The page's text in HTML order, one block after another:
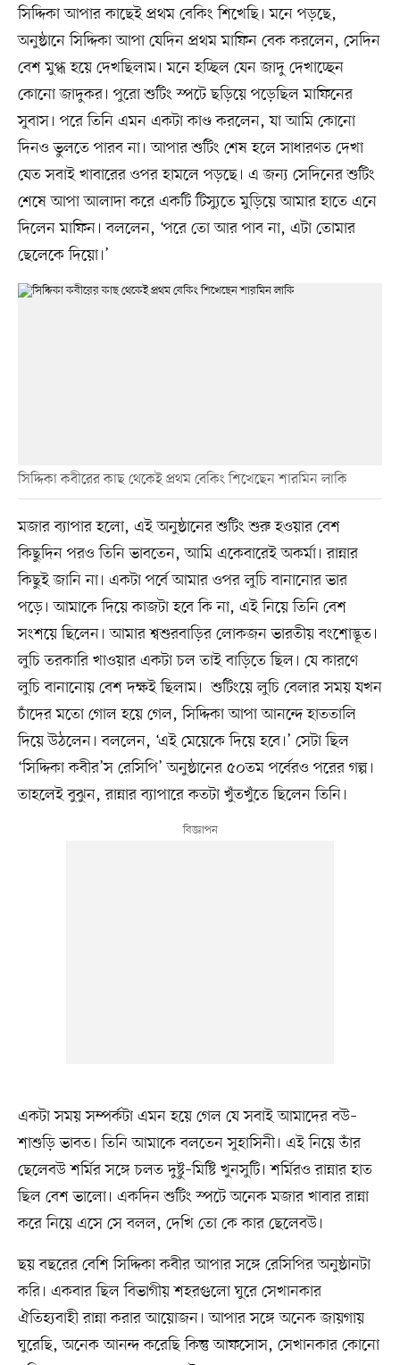
সিদ্দিকা আপার কাছেই প্রথম বেকিং শিখেছি। মনে পড়ছে,
অনুষ্ঠানে সিদ্দিকা আপা যেদিন প্রথম মাফিন বেক করলেন, সেদিন
বেশ মুগ্ধ হয়ে দেখছিলাম। মনে হচ্ছিল যেন জাদু দেখাচ্ছেন
কোনো জাদুকর। পুরো শুটিং স্পটে ছড়িয়ে পড়েছিল মাফিনের
সুবাস। পরে তিনি এমন একটা কাণ্ড করলেন, যা আমি কোনো
দিনও ভুলতে পারব না। আপার শুটিং শেষ হলে সাধারণত দেখা
যেত সবাই খাবারের ওপর হামলে পড়ছে। এ জন্য সেদিনের শুটিং
শেষে আপা আলাদা করে একটি টিস্যুতে মুড়িয়ে আমার হাতে এনে
দিলেন মাফিন। বললেন, ‘পরে তো আর পাব না, এটা তোমার
ছেলেকে দিয়ো।’
সিদ্দিকা কবীরের কাছ থেকেই প্রথম বেকিং শিখেছেন শারমিন লাকি
মজার ব্যাপার হলো, এই অনুষ্ঠানের শুটিং শুরু হওয়ার বেশ
কিছুদিন পরও তিনি ভাবতেন, আমি একেবারেই অকর্মা। রান্নার
কিছুই জানি না। একটা পর্বে আমার ওপর লুচি বানানোর ভার
পড়ে। আমাকে দিয়ে কাজটা হবে কি না, এই নিয়ে তিনি বেশ
সংশয়ে ছিলেন। আমার শ্বশুরবাড়ির লোকজন ভারতীয় বংশোদ্ভূত।
লুচি তরকারি খাওয়ার একটা চল তাই বাড়িতে ছিল। যে কারণে
লুচি বানানোয় বেশ দক্ষই ছিলাম। শুটিংয়ে লুচি বেলার সময় যখন
চাঁদের মতো গোল হয়ে গেল, সিদ্দিকা আপা আনন্দে হাততালি
দিয়ে উঠলেন। বললেন, ‘এই মেয়েকে দিয়ে হবে।’ সেটা ছিল
‘সিদ্দিকা কবীর’স রেসিপি’ অনুষ্ঠানের ৫০তম পর্বেরও পরের গল্প।
তাহলেই বুঝুন, রান্নার ব্যাপারে কতটা খুঁতখুঁতে ছিলেন তিনি।
একটা সময় সম্পর্কটা এমন হয়ে গেল যে সবাই আমাদের বউ–
শাশুড়ি ভাবত। তিনি আমাকে বলতেন সুহাসিনী। এই নিয়ে তাঁর
ছেলেবউ শর্মির সঙ্গে চলত দুষ্টু–মিষ্টি খুনসুটি। শর্মিরও রান্নার হাত
ছিল বেশ ভালো। একদিন শুটিং স্পটে অনেক মজার খাবার রান্না
করে নিয়ে এসে সে বলল, দেখি তো কে কার ছেলেবউ।
ছয় বছরের বেশি সিদ্দিকা কবীর আপার সঙ্গে রেসিপির অনুষ্ঠানটা
করি। একবার ছিল বিভাগীয় শহরগুলো ঘুরে সেখানকার
ঐতিহ্যবাহী রান্না করার আয়োজন। আপার সঙ্গে অনেক জায়গায়
ঘুরেছি, অনেক আনন্দ করেছি কিন্তু আফসোস, সেখানকার কোনো